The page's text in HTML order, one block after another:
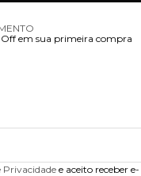
em sua primeira compra
Privacidade e aceito receber e-